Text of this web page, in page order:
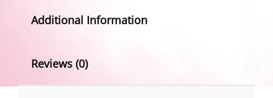
Additional Information
Reviews (0)